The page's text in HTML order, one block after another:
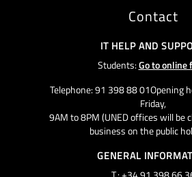
Contact
IT HELP AND
Students:Go to online
Telephone: 91 398 88 01Opening
Friday,
9AM to 8PM (UNED offices will be
business on the public
GENERAL